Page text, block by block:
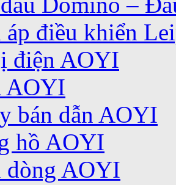
áp điều khiển
điện AOYI
AOYI
bán dẫn AOYI
hồ AOYI
dòng AOYI